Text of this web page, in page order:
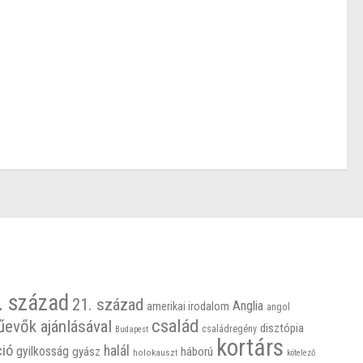
század 21. század amerikai irodalom Anglia angol
ajánlásával Budapest család családregény disztópia
gyilkosság gyász halál holokauszt háború kortárs kötelező